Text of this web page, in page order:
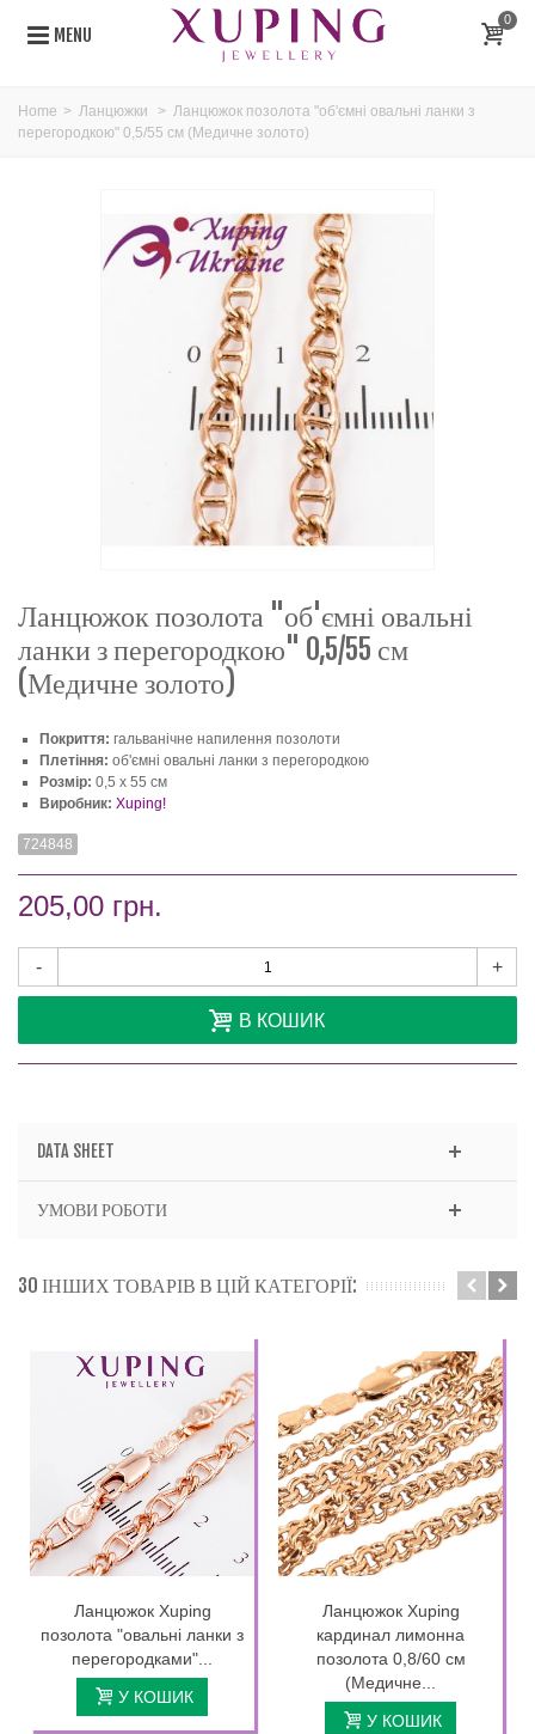
MENU
0
Home > Ланцюжки > Ланцюжок позолота "об'ємні овальні ланки з
перегородкою" 0,5/55 см (Медичне золото)
Ланцюжок позолота "об'ємні овальні
ланки з перегородкою" 0,5/55 см
(Медичне золото)
Покриття: гальванічне напилення позолоти
Плетіння: об'ємні овальні ланки з перегородкою
Розмір: 0,5 х 55 см
Виробник: Xuping!
724848
205,00 грн.
- +
В КОШИК
DATA SHEET
УМОВИ РОБОТИ
30 ІНШИХ ТОВАРІВ В ЦІЙ КАТЕГОРІЇ:
Ланцюжок Xuping
позолота "овальні ланки з
перегородками"...
У КОШИК
Ланцюжок Xuping
кардинал лимонна
позолота 0,8/60 см
(Медичне...
У КОШИК